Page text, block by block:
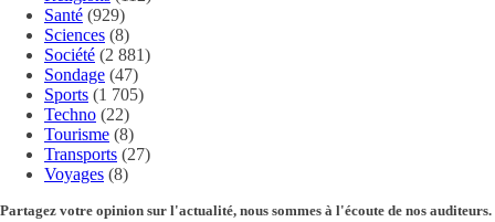
Santé (929)
Sciences (8)
Société (2 881)
Sondage (47)
Sports (1 705)
Techno (22)
Tourisme (8)
Transports (27)
Voyages (8)
Partagez votre opinion sur l'actualité, nous sommes à l'écoute de nos auditeurs.